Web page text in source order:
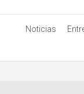
Noticias